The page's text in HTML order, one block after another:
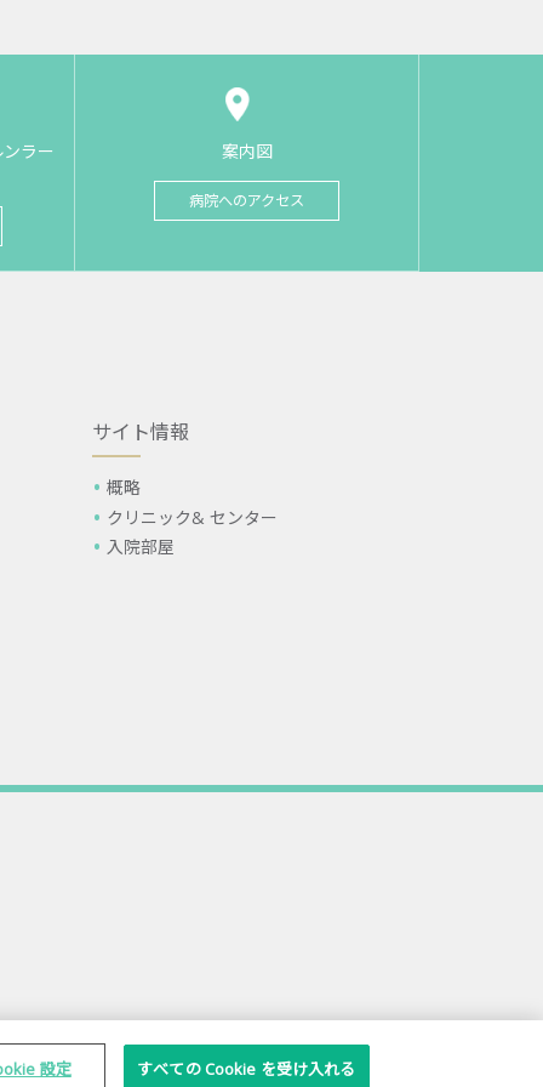
ラー 案内図
病院へのアクセス
サイト情報
概略
クリニック& センター
入院部屋
設定 すべての Cookie を受け入れる